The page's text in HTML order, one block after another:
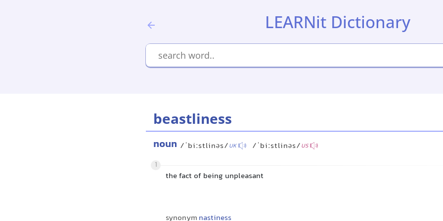
LEARNit Dictionary
beastliness
noun /ˈbiːstlinəs/UK /ˈbiːstlinəs/US
1
the fact of being unpleasant
synonym nastiness